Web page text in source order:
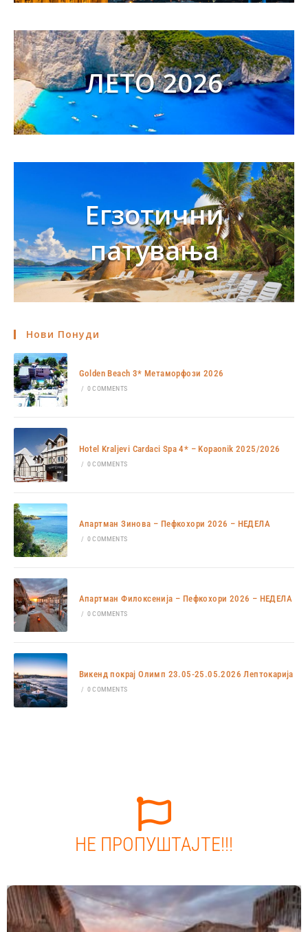
ЛЕТО 2026
Егзотични
патувања
Нови Понуди
Golden Beach 3* Метаморфози 2026
/ 0 COMMENTS
Hotel Kraljevi Cardaci Spa 4* – Kopaonik 2025/2026
/ 0 COMMENTS
Апартман Зинова – Пефкохори 2026 – НЕДЕЛА
/ 0 COMMENTS
Апартман Филоксенија – Пефкохори 2026 – НЕДЕЛА
/ 0 COMMENTS
Викенд покрај Олимп 23.05-25.05.2026 Лептокарија
/ 0 COMMENTS
НЕ ПРОПУШТАЈТЕ!!!